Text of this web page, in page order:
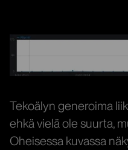
Tekoälyn generoima
ehkä vielä ole suurta,
Oheisessa kuvassa